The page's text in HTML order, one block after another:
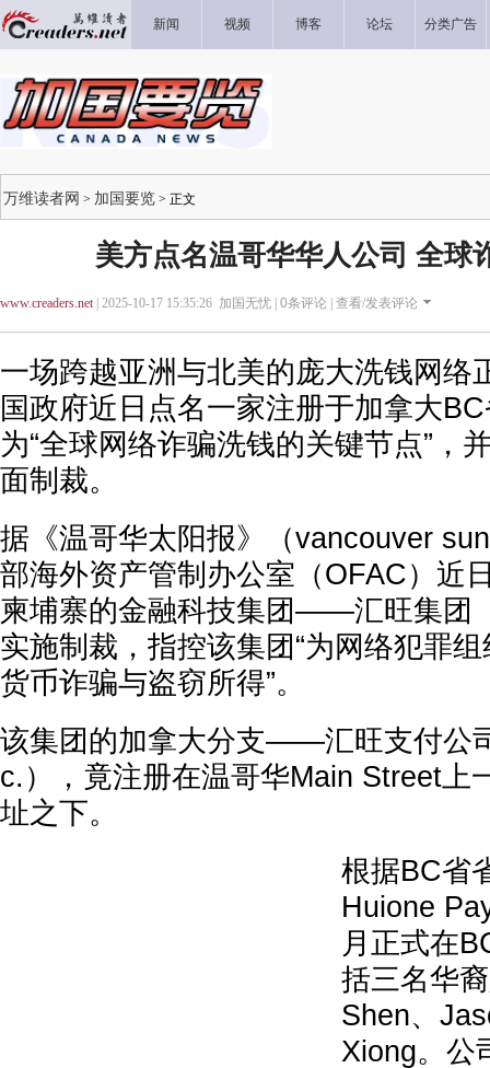
新闻 视频 博客 论坛 分类广告
万维读者网 > 加国要览 > 正文
美方点名温哥华华人公司 全球
www.creaders.net| 2025-10-17 15:35:26 加国无忧 | 0条评论 | 查看/发表评论
一场跨越亚洲与北美的庞大洗钱网络
国政府近日点名一家注册于加拿大
为“全球网络诈骗洗钱的关键节点”，
面制裁。
据《温哥华太阳报》（vancouver
部海外资产管制办公室（OFAC）近
柬埔寨的金融科技集团——汇旺集团
实施制裁，指控该集团“为网络犯罪
货币诈骗与盗窃所得”。
该集团的加拿大分支——汇旺支付公
c.），竟注册在温哥华Main Street上
址之下。
根据BC省
Huione
月正式在
括三名华
Shen、
Xiong。公